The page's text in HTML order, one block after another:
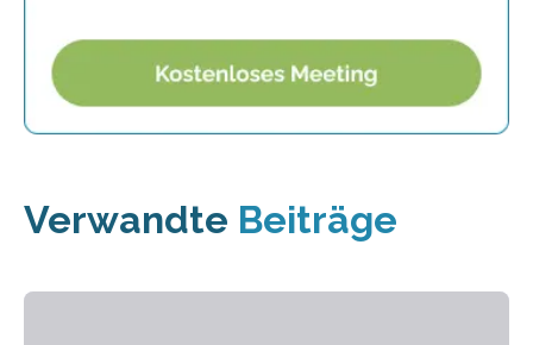
Verwandte Beiträge